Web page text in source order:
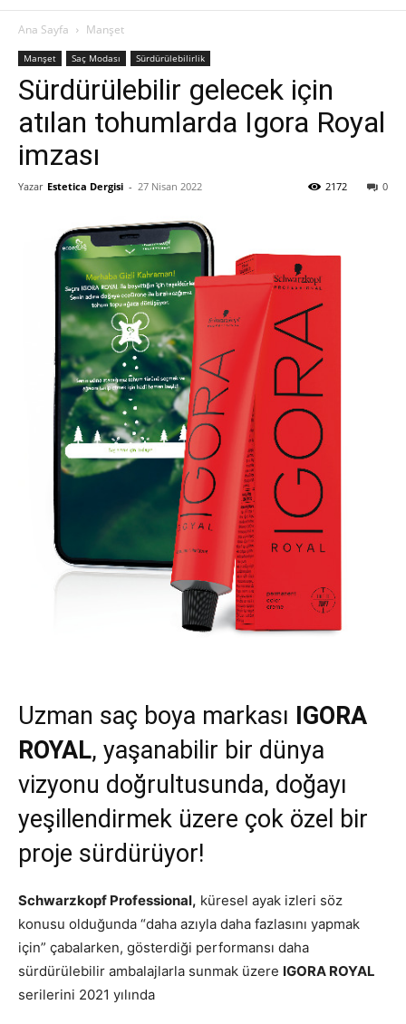
Ana Sayfa Manşet
Manşet Saç Modası Sürdürülebilirlik
Sürdürülebilir gelecek için
atılan tohumlarda Igora Royal
imzası
Yazar Estetica Dergisi - 27 Nisan 2022 0
2172
Uzman saç boya markası IGORA
ROYAL, yaşanabilir bir dünya
vizyonu doğrultusunda, doğayı
yeşillendirmek üzere çok özel bir
proje sürdürüyor!
Schwarzkopf Professional, küresel ayak izleri söz
konusu olduğunda “daha azıyla daha fazlasını yapmak
için” çabalarken, gösterdiği performansı daha
sürdürülebilir ambalajlarla sunmak üzere IGORA ROYAL
serilerini 2021 yılında